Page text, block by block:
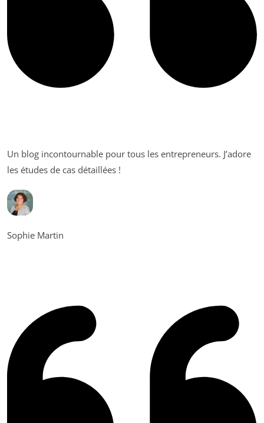
Un blog incontournable pour tous les entrepreneurs. J’adore
les études de cas détaillées !
Sophie Martin